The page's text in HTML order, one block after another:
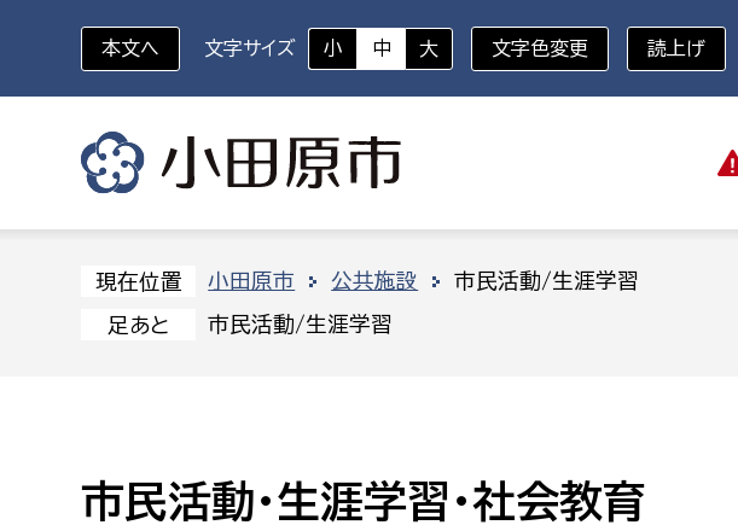
いざというときに
対象者を選択
小・中学生
分野を選択
教育・子育て
組織から探す
部に属さない室
コンプライアンス推進室
資産マネジメント課
本文へ 文字サイズ 小 中 大 文字色変更 読上げ
現在位置 小田原市 公共施設 市民活動/生涯学習
足あと 市民活動/生涯学習
市民活動・生涯学習・社会教育